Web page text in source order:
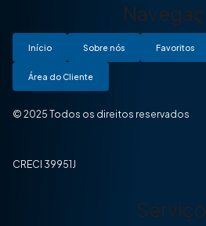
Início Sobre nós Favoritos
Área do Cliente
© 2025 Todos os direitos reservados
CRECI 39951J